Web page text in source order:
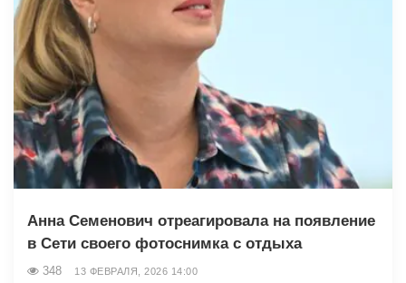
Анна Семенович отреагировала на появление
в Сети своего фотоснимка с отдыха
348 13 ФЕВРАЛЯ, 2026 14:00